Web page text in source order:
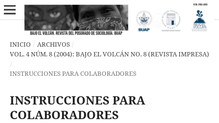
INICIO / ARCHIVOS /
VOL. 4 NÚM. 8 (2004): BAJO EL VOLCÁN NO. 8 (REVISTA IMPRESA)
/
INSTRUCCIONES PARA COLABORADORES
INSTRUCCIONES PARA
COLABORADORES